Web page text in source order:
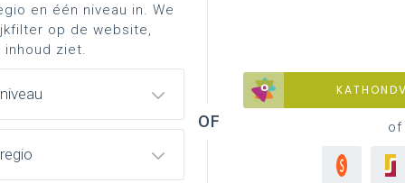
aan de slag: community service learning
(Storytelling)
naar nieuwsfeiten en ontdekken ze het
of
en één niveau in. We
op de website,
ziet.